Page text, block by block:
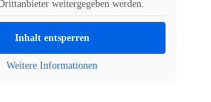
weitergegeben werden.
Inhalt entsperren
Weitere Informationen